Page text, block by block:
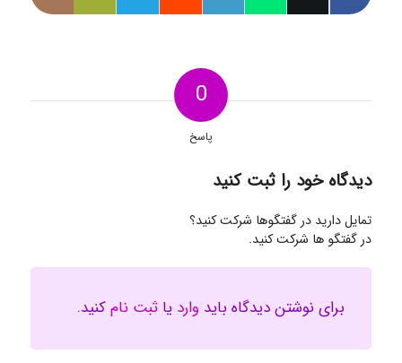
0
پاسخ
دیدگاه خود را ثبت کنید
تمایل دارید در گفتگوها شرکت کنید؟
در گفتگو ها شرکت کنید.
برای نوشتن دیدگاه باید وارد یا ثبت نامکنید.